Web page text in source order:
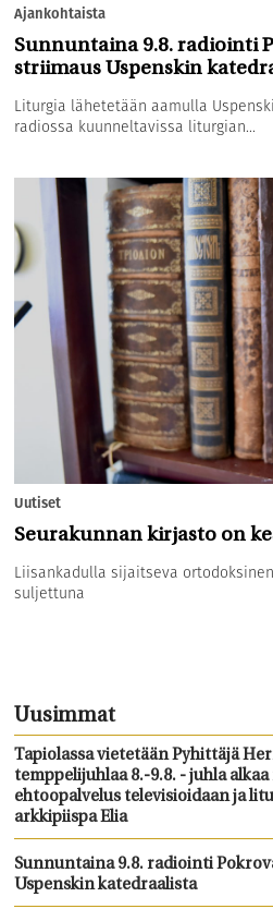
Ajankohtaista
Sunnuntaina 9.8. radiointi
striimaus Uspenskin
Liturgia lähetetään aamulla
radiossa kuunneltavissa liturgian...
Uutiset
Seurakunnan kirjasto on
Liisankadulla sijaitseva
suljettuna
Uusimmat
Tapiolassa vietetään Pyhittäjä
temppelijuhlaa 8.-9.8. - juhla
ehtoopalvelus televisioidaan ja
arkkipiispa Elia
Sunnuntaina 9.8. radiointi
Uspenskin katedraalista